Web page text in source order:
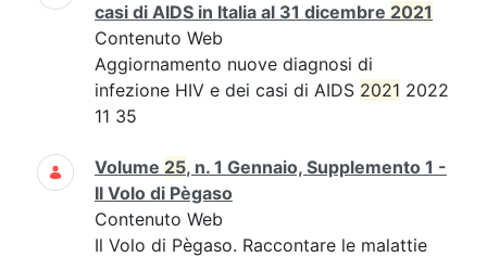
casi di AIDS in Italia al 31 dicembre 2021
Contenuto Web
Aggiornamento nuove diagnosi di
infezione HIV e dei casi di AIDS 2021 2022
11 35
Volume 25, n. 1 Gennaio, Supplemento 1 -
Il Volo di Pègaso
Contenuto Web
Il Volo di Pègaso. Raccontare le malattie